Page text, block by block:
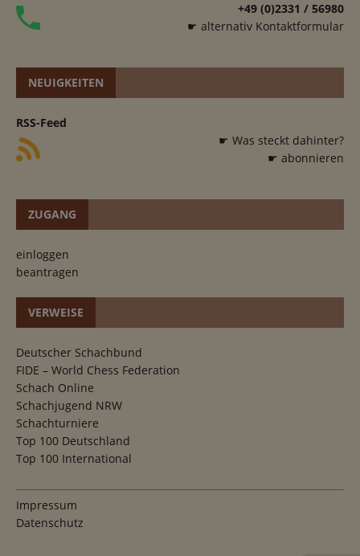
+49 (0)2331 / 56980
☛ alternativ Kontaktformular
NEUIGKEITEN
RSS-Feed
☛ Was steckt dahinter?
☛ abonnieren
ZUGANG
einloggen
beantragen
VERWEISE
Deutscher Schachbund
FIDE – World Chess Federation
Schach Online
Schachjugend NRW
Schachturniere
Top 100 Deutschland
Top 100 International
Impressum
Datenschutz